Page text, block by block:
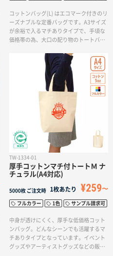
コットンバッグ(L) はエコマーク付きのリ
ーズナブルな定番バッグです。A3サイズ
が余裕で入るマチありタイプで、手頃な
価格帯の為、大口の配り物のトートバッ
シーチングの薄手生地で柔らかいためア
パレルや雑貨が入れやすく、配布アイテ
ムとしてエコバッグに最適。また、イベ
ントグッズやアーティストグッズなどの
販売用としてもご利用いただけます。ま
で対応しており、お好みのデザインでオ
リジナルトートバッグをリーズナブルに
作成出来ます。
TW-1334-01
厚手コットンマチ付トートＭ ナ
チュラル(A4対応)
5000枚 ご注文時 1枚あたり ¥259
フルカラー 1色 サンプル請求可
中身が透けにくく、厚手な低価格コット
ンバッグ。どんなシーンでも活躍するマ
チありタイプとなっています。イベント
グッズやアーティストグッズなどの販売